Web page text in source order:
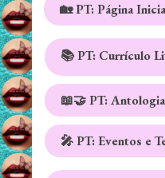
🏡 PT: Página
📚 PT: Currículo
📖🤝 PT:
🎤 PT: Eventos e